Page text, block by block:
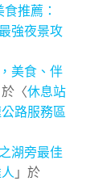
推薦：
強夜景攻
美食、伴
於〈休息站
路服務區
湖旁最佳
」於